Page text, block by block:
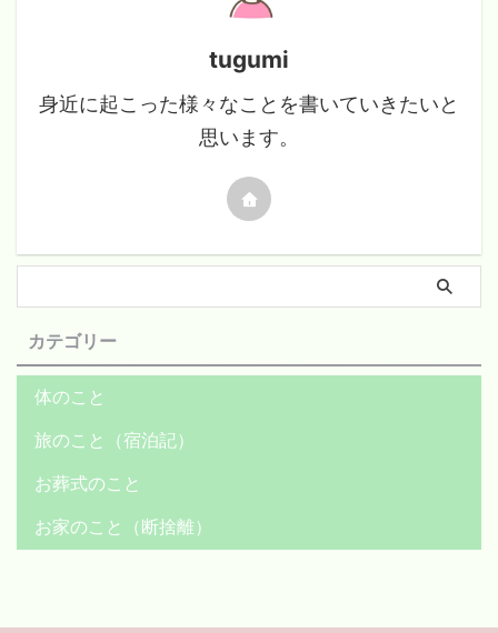
tugumi
身近に起こった様々なことを書いていきたいと
思います。
カテゴリー
体のこと
旅のこと（宿泊記）
お葬式のこと
お家のこと（断捨離）